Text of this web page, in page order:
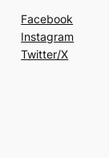
Facebook
Instagram
Twitter/X